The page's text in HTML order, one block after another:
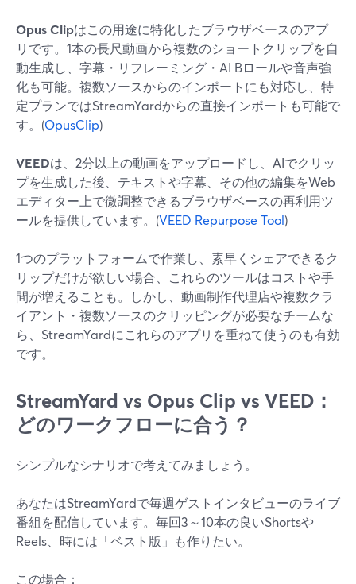
Opus Clipはこの用途に特化したブラウザベースのアプ
リです。1本の長尺動画から複数のショートクリップを自
動生成し、字幕・リフレーミング・AI Bロールや音声強
化も可能。複数ソースからのインポートにも対応し、特
定プランではStreamYardからの直接インポートも可能で
す。(OpusClip)
VEEDは、2分以上の動画をアップロードし、AIでクリッ
プを生成した後、テキストや字幕、その他の編集をWeb
エディター上で微調整できるブラウザベースの再利用ツ
ールを提供しています。(VEED Repurpose Tool)
1つのプラットフォームで作業し、素早くシェアできるク
リップだけが欲しい場合、これらのツールはコストや手
間が増えることも。しかし、動画制作代理店や複数クラ
イアント・複数ソースのクリッピングが必要なチームな
ら、StreamYardにこれらのアプリを重ねて使うのも有効
です。
StreamYard vs Opus Clip vs VEED：
どのワークフローに合う？
シンプルなシナリオで考えてみましょう。
あなたはStreamYardで毎週ゲストインタビューのライブ
番組を配信しています。毎回3～10本の良いShortsや
Reels、時には「ベスト版」も作りたい。
この場合：